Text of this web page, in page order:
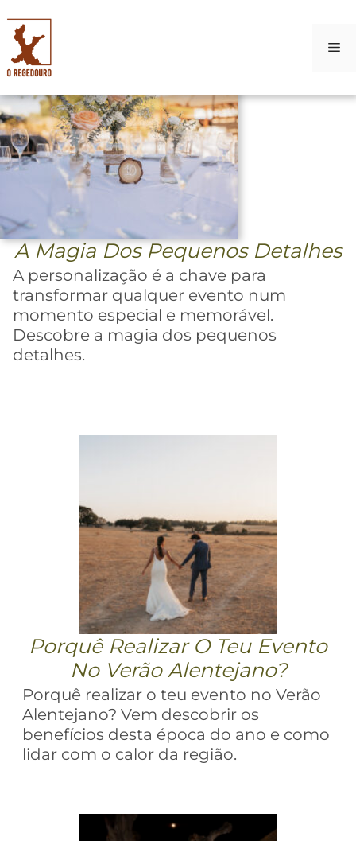
para
o
conteúdo
A Magia Dos Pequenos Detalhes
A personalização é a chave para
transformar qualquer evento num
momento especial e memorável.
Descobre a magia dos pequenos
detalhes.
Porquê Realizar O Teu Evento
No Verão Alentejano?
Porquê realizar o teu evento no Verão
Alentejano? Vem descobrir os
benefícios desta época do ano e como
lidar com o calor da região.